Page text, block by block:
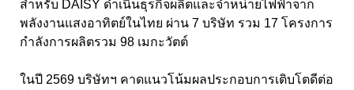
สำหรับ DAISY ดำเนินธุรกิจผลิตและจำหน่ายไฟฟ้าจาก
พลังงานแสงอาทิตย์ในไทย ผ่าน 7 บริษัท รวม 17 โครงการ
กำลังการผลิตรวม 98 เมกะวัตต์
ในปี 2569 บริษัทฯ คาดแนวโน้มผลประกอบการเติบโตดีต่อ